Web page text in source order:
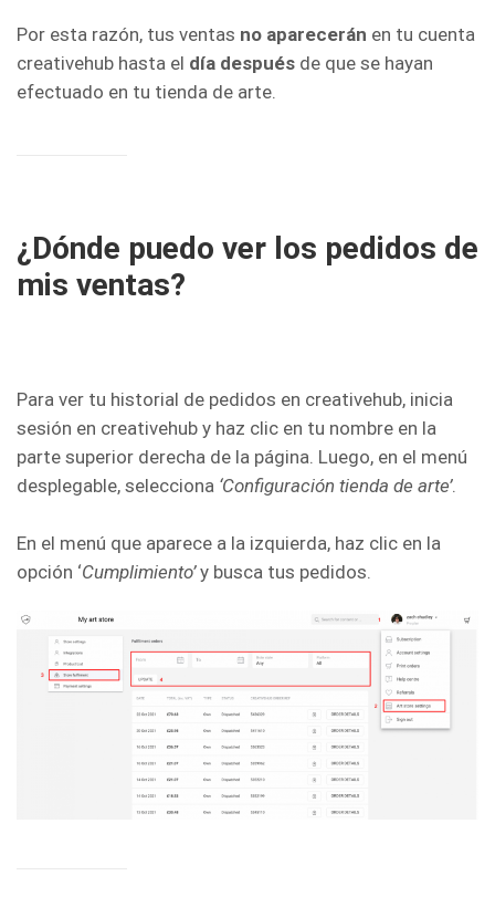
Por esta razón, tus ventas no aparecerán en tu cuenta
creativehub hasta el día después de que se hayan
efectuado en tu tienda de arte.
¿Dónde puedo ver los pedidos de
mis ventas?
Para ver tu historial de pedidos en creativehub, inicia
sesión en creativehub y haz clic en tu nombre en la
parte superior derecha de la página. Luego, en el menú
desplegable, selecciona ‘Configuración tienda de arte’.
En el menú que aparece a la izquierda, haz clic en la
opción ‘Cumplimiento’y busca tus pedidos.